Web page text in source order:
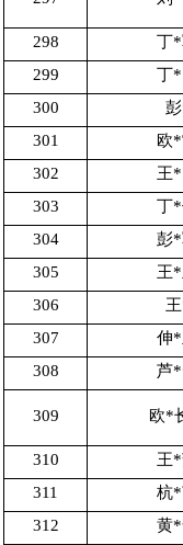
298
丁
299
丁
300
301
欧
302
王
303
丁
304
彭
305
王
306
307
伸
308
芦
309 欧*
310
王
311
杭
312
黄